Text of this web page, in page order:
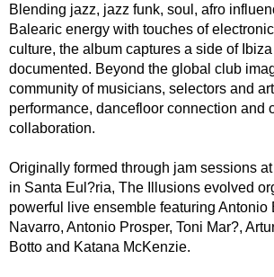
Blending jazz, jazz funk, soul, afro
Balearic energy with touches of
culture, the album captures a side of
documented. Beyond the global club
community of musicians, selectors and
performance, dancefloor connection and
collaboration.
Originally formed through jam sessions
in Santa Eul?ria, The Illusions evolved
powerful live ensemble featuring Antonio
Navarro, Antonio Prosper, Toni Mar?,
Botto and Katana McKenzie.